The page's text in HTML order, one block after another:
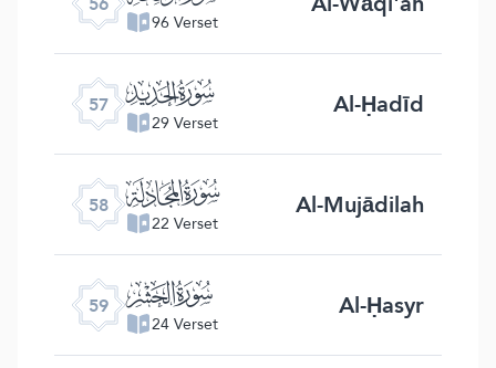
96 Verset
57 ﯦ
29 Verset Al-Ḥadīd
58 ﯧ
22 Verset Al-Mujādilah
59 ﯨ
24 Verset Al-Ḥasyr